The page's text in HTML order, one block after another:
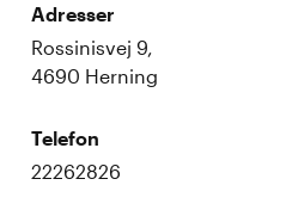
Adresser
Rossinisvej 9,
4690 Herning
Telefon
22262826